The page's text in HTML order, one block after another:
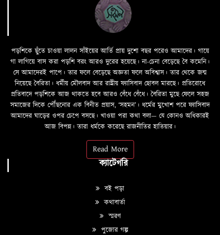
পড়শিকে ছুঁতে চাওয়া লালন সাঁইয়ের আর্তি প্রায় দুশো বছর পরেও আমাদের। গায়ে
গা লাগিয়ে বাস করা পড়শি বরং আরও দুরের হয়েছে। না-চেনা বেড়েছে বৈ কমেনি।
সে আমাদেরই পাপে। তার ফলে বেড়েছে অজ্ঞতা ফলে অবিশ্বাস। তার থেকে জন্ম
নিয়েছে বৈরিতা। ধর্মীয় মৌলবাদ আর রাষ্ট্রীয় ফ্যাসিবাদ ছোবল মারছে। প্রতিরোধে
প্রতিবাদে পড়শিকে আজ থাকতে হবে আরও বেঁধে বেঁধে। বৈরিতা মুছে ফেলে সহজ
সমাজের দিকে পৌঁছনোর এক বিনীত প্রয়াস, ‘সহমন’। ধর্মের মুখোশ পরে ফ্যাসিবাদ
আমাদের ঘাড়ের ওপর চেপে বসছে। খাওয়া পরা কথা বলা—­­ যে কোনও অধিকারই
আজ বিপন্ন। তারা ধর্মকে করেছে রাজনীতির হাতিয়ার।
Read More
ক্যাটেগরি
বই পড়া
কথাবার্তা
স্মরণ
পুজোর গল্প